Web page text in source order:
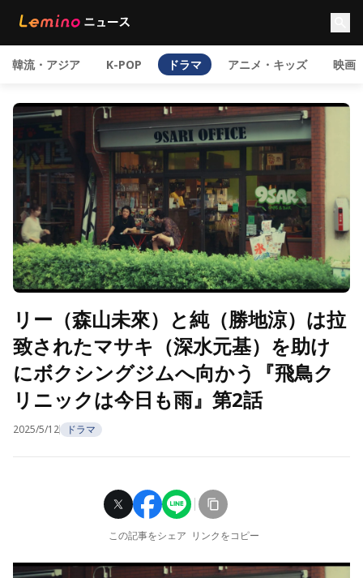
韓流・アジア K-POP ドラマ アニメ・キッズ 映画
リー（森山未來）と純（勝地涼）は拉
致されたマサキ（深水元基）を助け
にボクシングジムへ向かう『飛鳥ク
リニックは今日も雨』第2話
2025/5/12 ドラマ
この記事をシェア リンクをコピー